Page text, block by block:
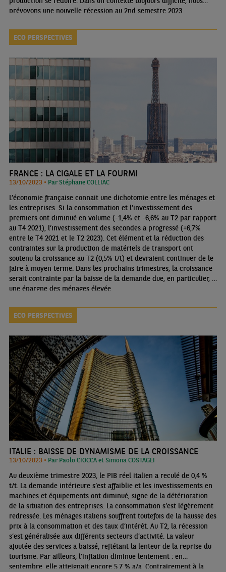
prévoyons une nouvelle récession au 2nd semestre 2023.
ECO PERSPECTIVES
FRANCE : LA CIGALE ET LA FOURMI
13/10/2023 • Par Stéphane COLLIAC
L’économie française connait une dichotomie entre les ménages et
les entreprises. Si la consommation et l’investissement des
premiers ont diminué en volume (-1,4% et -6,6% au T2 par rapport
au T4 2021), l’investissement des secondes a progressé (+6,7%
entre le T4 2021 et le T2 2023). Cet élément et la réduction des
contraintes sur la production de matériels de transport ont
soutenu la croissance au T2 (0,5% t/t) et devraient continuer de le
faire à moyen terme. Dans les prochains trimestres, la croissance
serait contrainte par la baisse de la demande due, en particulier, à
une épargne des ménages élevée.
ECO PERSPECTIVES
ITALIE : BAISSE DE DYNAMISME DE LA CROISSANCE
13/10/2023 • Par Paolo CIOCCA et Simona COSTAGLI
Au deuxième trimestre 2023, le PIB réel italien a reculé de 0,4 %
t/t. La demande intérieure s’est affaiblie et les investissements en
machines et équipements ont diminué, signe de la détérioration
de la situation des entreprises. La consommation s’est légèrement
redressée. Les ménages italiens souffrent toutefois de la hausse des
prix à la consommation et des taux d’intérêt. Au T2, la récession
s’est généralisée aux différents secteurs d’activité. La valeur
ajoutée des services a baissé, reflétant la lenteur de la reprise du
tourisme. Par ailleurs, l’inflation diminue lentement : en
septembre, elle atteignait encore 5,7 % a/a. Contrairement à la